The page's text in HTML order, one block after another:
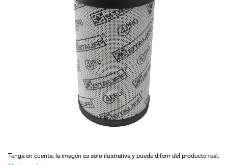
Tenga en cuenta: la imagen es solo ilustrativa y puede diferir del producto real.